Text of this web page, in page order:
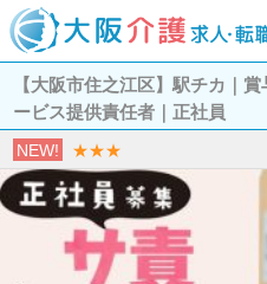
【大阪市住之江区】駅チカ｜
ービス提供責任者｜正社員
NEW! ★★★